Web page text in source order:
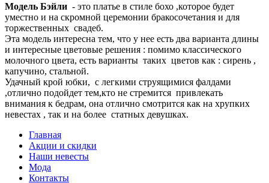
Модель Бэйли - это платье в стиле бохо ,которое будет
уместно и на скромной церемонии бракосочетания и для
торжественных свадеб.
Эта модель интересна тем, что у нее есть два варианта длины
и интересные цветовые решения : помимо классического
молочного цвета, есть варианты таких цветов как : сирень ,
капучино, стальной.
Удачный крой юбки, с легкими струящимися фалдами
,отлично подойдет тем,кто не стремится привлекать
внимания к бедрам, она отлично смотрится как на хрупких
невестах , так и на более статных девушках.
Главная
Акции и скидки
Наши невесты
Мода
Контакты